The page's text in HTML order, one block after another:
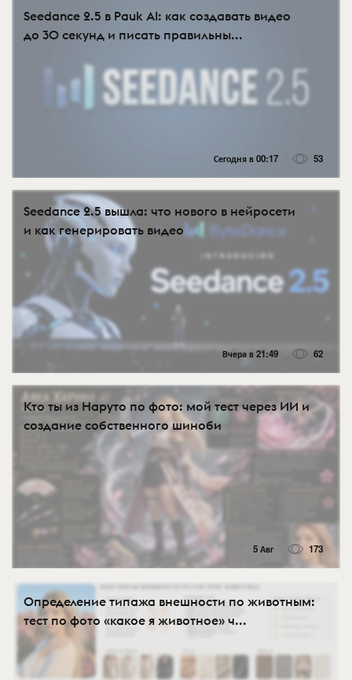
Seedance 2.5 в Pauk AI: как создавать видео
до 30 секунд и писать правильны...
Сегодня в 00:17 53
Seedance 2.5 вышла: что нового в нейросети
и как генерировать видео
Вчера в 21:49 62
Кто ты из Наруто по фото: мой тест через ИИ и
создание собственного шиноби
5 Авг 173
Определение типажа внешности по животным:
тест по фото «какое я животное» ч...